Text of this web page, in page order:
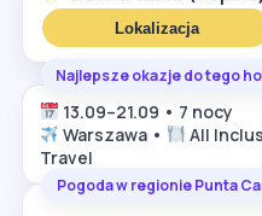
Lokalizacja
Najlepsze okazje do tego
13.09–21.09 • 7 nocy
Warszawa •
All
Travel
Pogoda w regionie Punta